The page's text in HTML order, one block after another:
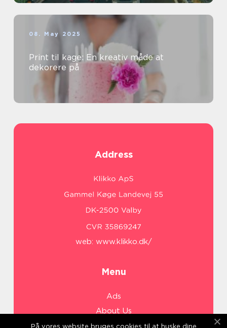
08. May 2025
Print til kage: En kreativ måde at
dekorere på
Address
web: www.klikko.dk/
Menu
Ads
About Us
Cookies
På vores website bruges cookies til at huske dine